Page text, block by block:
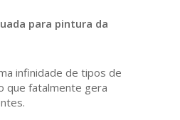
para pintura da
infinidade de tipos de
que fatalmente gera